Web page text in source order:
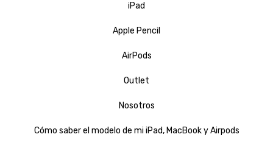
iPad
Apple Pencil
AirPods
Outlet
Nosotros
Cómo saber el modelo de mi iPad, MacBook y Airpods